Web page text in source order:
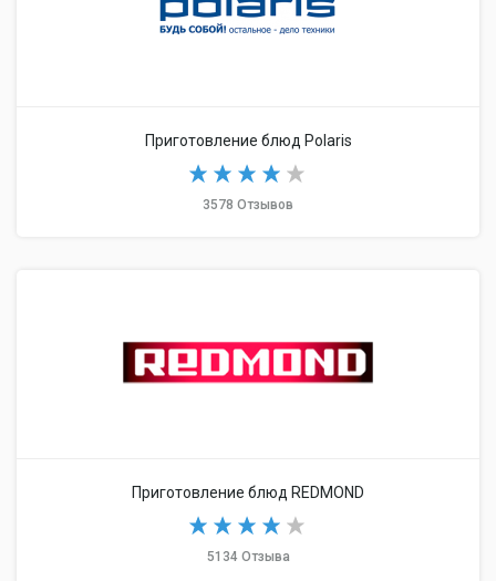
Приготовление блюд Polaris
3578 Отзывов
Приготовление блюд REDMOND
5134 Отзыва